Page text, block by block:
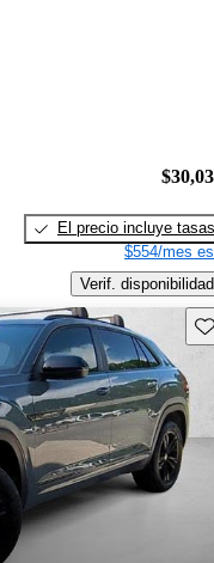
El precio incluye tasas
$554/mes
Verif. disponibilidad